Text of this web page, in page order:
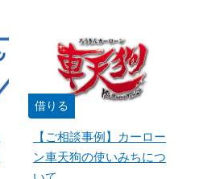
借りる
【ご相談事例】カーロー
ン車天狗の使いみちにつ